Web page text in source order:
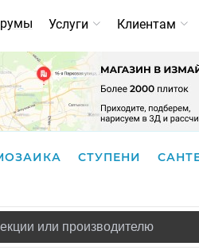
Услуги Клиентам
СТУПЕНИ